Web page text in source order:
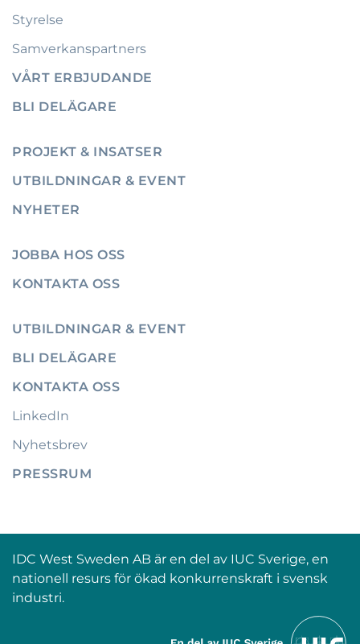
Styrelse
Samverkanspartners
VÅRT ERBJUDANDE
BLI DELÄGARE
PROJEKT & INSATSER
UTBILDNINGAR & EVENT
NYHETER
JOBBA HOS OSS
KONTAKTA OSS
UTBILDNINGAR & EVENT
BLI DELÄGARE
KONTAKTA OSS
LinkedIn
Nyhetsbrev
PRESSRUM
IDC West Sweden AB är en del av IUC Sverige, en
nationell resurs för ökad konkurrenskraft i svensk
industri.